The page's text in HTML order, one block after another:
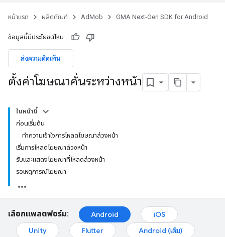
หน้าแรก ผลิตภัณฑ์ AdMob GMA Next-Gen SDK for Android
ข้อมูลนี้มีประโยชน์ไหม
ส่งความคิดเห็น
ตั้งค่าโฆษณาคั่นระหว่างหน้า
ในหน้านี้
ก่อนเริ่มต้น
ทำความเข้าใจการโหลดโฆษณาล่วงหน้า
เริ่มการโหลดโฆษณาล่วงหน้า
รับและแสดงโฆษณาที่โหลดล่วงหน้า
รอเหตุการณ์โฆษณา
เลือกแพลตฟอร์ม: Android
iOS
Unity
Flutter Android (เดิม)